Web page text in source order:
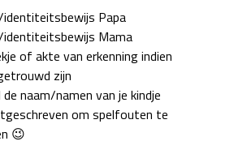
Papa
Mama
of akte van erkenning indien
zijn
naam/namen van je kindje
om spelfouten te
😉